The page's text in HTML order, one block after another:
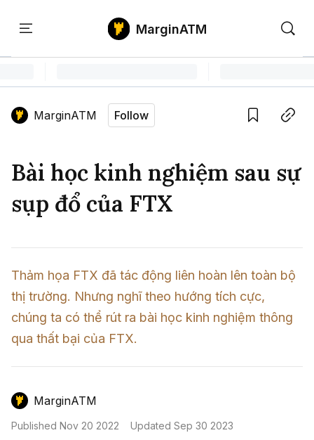
Home
Tin Tức Bitcoin
Tin Tức Altcoin
Tin Tức Thị Trường
ATM Analytics
Phân Tích Bitcoin
Phân Tích Ethereum
Phân Tích Thị Trường
Kiến Thức
Thuật Ngữ Cơ Bản
Kiến Thức Tổng Hợp
Kinh Nghiệm Đầu Tư
Chỉ Báo Kỹ Thuật
Nến & Price Action
Săn Gem
Airdrop
GameFi
Sign in
MarginATM
MarginATM Follow
Bài học kinh nghiệm sau sự
sụp đổ của FTX
Thảm họa FTX đã tác động liên hoàn lên toàn bộ
thị trường. Nhưng nghĩ theo hướng tích cực,
chúng ta có thể rút ra bài học kinh nghiệm thông
qua thất bại của FTX.
MarginATM
Published Nov 20 2022 Updated Sep 30 2023